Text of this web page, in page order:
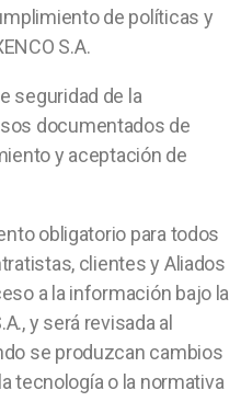
de políticas y
S.A.
seguridad de la
documentados de
y aceptación de
obligatorio para todos
clientes y Aliados
a la información bajo la
y será revisada al
se produzcan cambios
tecnología o la normativa